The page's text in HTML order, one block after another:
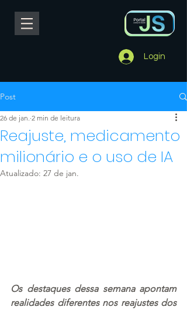
Login
Post
Reajuste, medicamento
milionário e o uso de IA
26 de jan. 2 min de leitura
Atualizado: 27 de jan.
Os destaques dessa semana apontam
realidades diferentes nos reajustes dos